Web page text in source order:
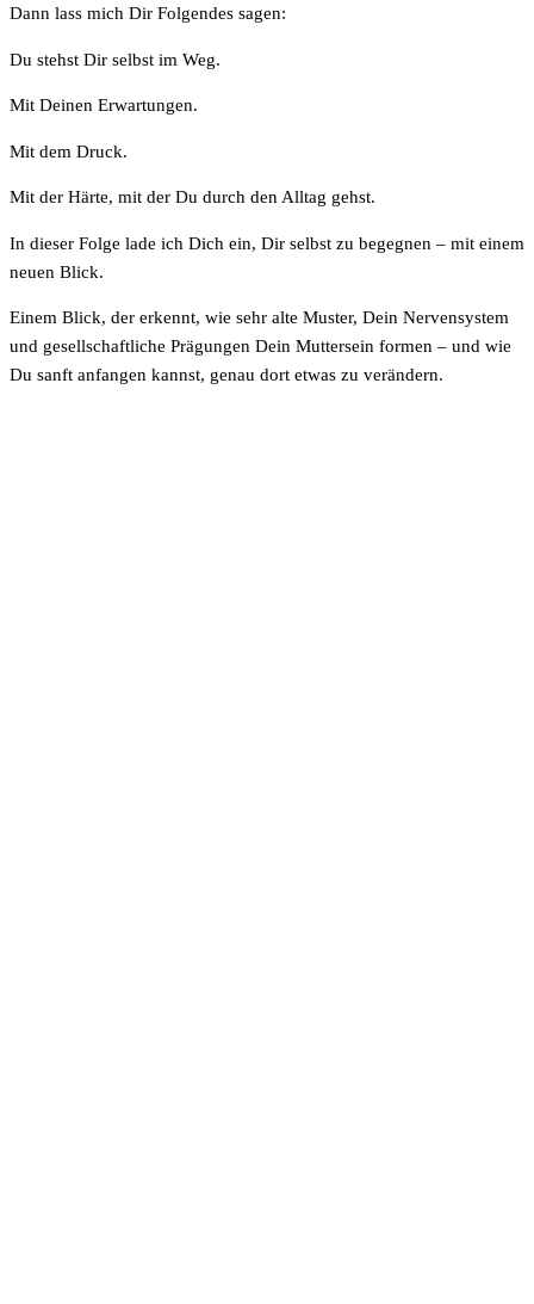
Dann lass mich Dir Folgendes sagen:
Du stehst Dir selbst im Weg.
Mit Deinen Erwartungen.
Mit dem Druck.
Mit der Härte, mit der Du durch den Alltag gehst.
In dieser Folge lade ich Dich ein, Dir selbst zu begegnen – mit einem
neuen Blick.
Einem Blick, der erkennt, wie sehr alte Muster, Dein Nervensystem
und gesellschaftliche Prägungen Dein Muttersein formen – und wie
Du sanft anfangen kannst, genau dort etwas zu verändern.